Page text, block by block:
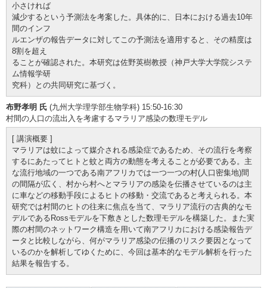
小さければ
減少するという予測法を考案した。具体的に、日本における過去10年
間のインフ
ルエンザの報告データに対してこの予測法を適用すると、その精度は
8割を超え
ることが確認された。本研究は佐野英樹教授（神戸大学大学院システ
ム情報学研
究科）との共同研究に基づく。
布野孝明 氏 (九州大学理学部生物学科) 15:50-16:30
村間の人口の流出入を考慮するマラリア感染の数理モデル
[ 講演概要 ]
マラリアは蚊によって媒介される感染症であるため、その流行を考察
するにあたってヒトと蚊と両方の動態を考えることが必要である。主
な流行地域の一つである南アフリカでは一つ一つの村(人口密集地)間
の間隔が広く、村から村へとマラリアの感染を伝播させているのは主
に車などの移動手段によるヒトの移動・交流であると考えられる。本
研究では村間のヒトの往来に焦点を当て、マラリア流行の古典的なモ
デルであるRossモデルを下敷きとした数理モデルを構築した。また実
際の村間のネットワーク構造を用いて南アフリカにおける感染報告デ
ータと比較しながら、何がマラリア感染の伝播のリスク要因となって
いるのかを解析してゆくために、今回は基本的なモデル解析を行った
結果を報告する。